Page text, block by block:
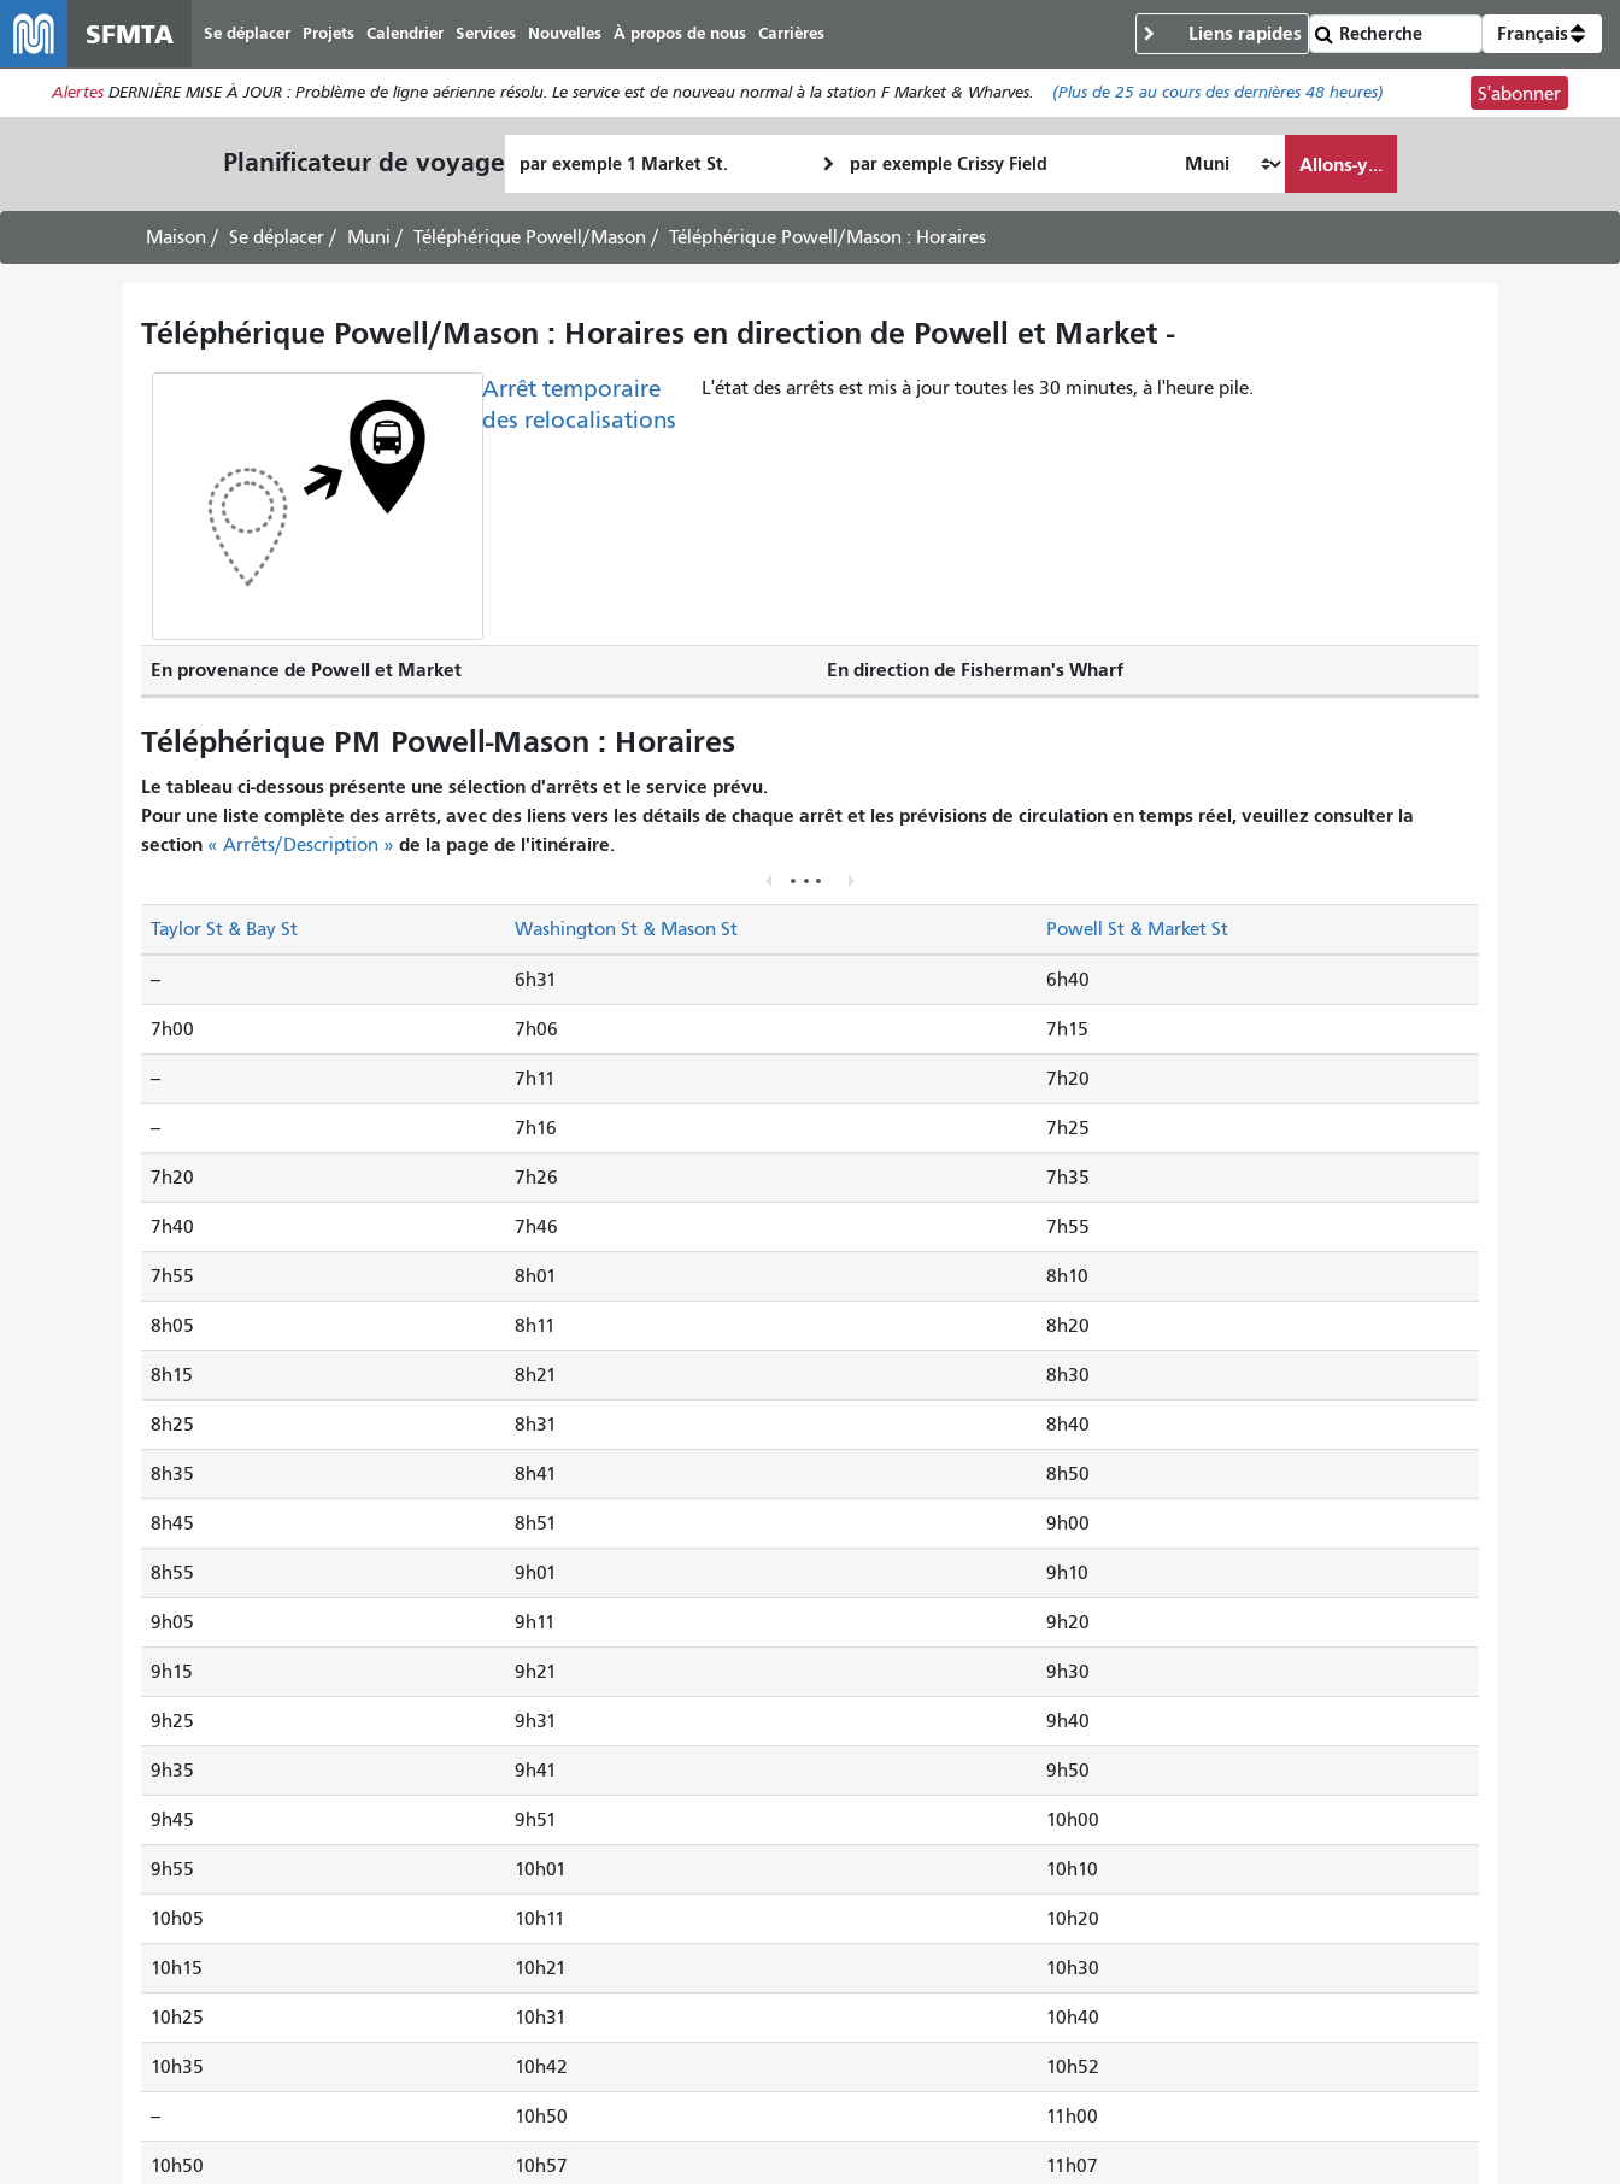
au
contenu
principal
SFMTA Se déplacer Projets Calendrier Services Nouvelles À propos de nous Carrières Liens rapides Français
Alertes DERNIÈRE MISE À JOUR : Problème de ligne aérienne résolu. Le service est de nouveau normal à la station F Market & Wharves. (Plus de25 au cours des dernières 48 heures) S'abonner
Planificateur de voyage de
départ
final
Comment
je
veux
voyager
Allons-y...
Maison Se déplacer Muni Téléphérique Powell/Mason Téléphérique Powell/Mason : Horaires
Téléphérique Powell/Mason : Horaires en direction de Powell et Market -
Arrêt temporaire
des relocalisations
L'état des arrêts est mis à jour toutes les 30 minutes, à l'heure pile.
En provenance de Powell et Market En direction de Fisherman's Wharf
Téléphérique PM Powell-Mason : Horaires
Le tableau ci-dessous présente une sélection d'arrêts et le service prévu.
Pour une liste complète des arrêts, avec des liens vers les détails de chaque arrêt et les prévisions de circulation en temps réel, veuillez consulter la
section « Arrêts/Description » de la page de l'itinéraire.
Taylor St & Bay St Washington St & Mason St Powell St & Market St
-- 6h31 6h40
7h00 7h06 7h15
-- 7h11 7h20
-- 7h16 7h25
7h20 7h26 7h35
7h40 7h46 7h55
7h55 8h01 8h10
8h05 8h11 8h20
8h15 8h21 8h30
8h25 8h31 8h40
8h35 8h41 8h50
8h45 8h51 9h00
8h55 9h01 9h10
9h05 9h11 9h20
9h15 9h21 9h30
9h25 9h31 9h40
9h35 9h41 9h50
9h45 9h51 10h00
9h55 10h01 10h10
10h05 10h11 10h20
10h15 10h21 10h30
10h25 10h31 10h40
10h35 10h42 10h52
-- 10h50 11h00
10h50 10h57 11h07